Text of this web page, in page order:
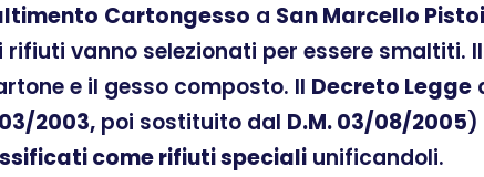
Cartongesso a San Marcello
vanno selezionati per essere smaltiti.
e il gesso composto. Il Decreto Legge
2003, poi sostituito dal D.M. 03/08/2005)
come rifiuti speciali unificandoli.